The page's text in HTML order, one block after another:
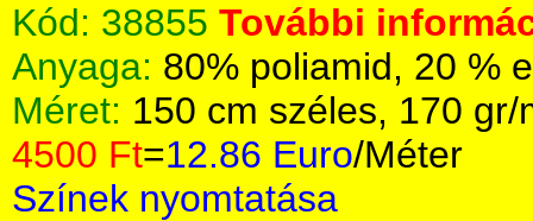
Kód: 38855 További
Anyaga: 80% poliamid, 20 %
Méret: 150 cm széles, 170 gr/
4500 Ft=12.86 Euro/Méter
Színek nyomtatása